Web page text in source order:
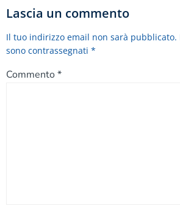
Lascia un commento
Il tuo indirizzo email non sarà pubblicato.
sono contrassegnati *
Commento *